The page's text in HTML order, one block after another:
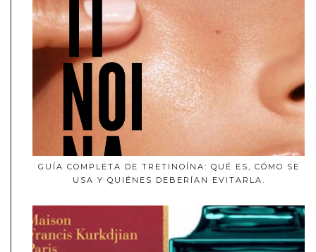
GUÍA COMPLETA DE TRETINOÍNA: QUÉ ES, CÓMO SE
USA Y QUIÉNES DEBERÍAN EVITARLA.